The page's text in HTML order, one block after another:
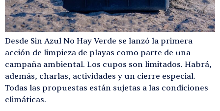
Desde Sin Azul No Hay Verde se lanzó la primera
acción de limpieza de playas como parte de una
campaña ambiental. Los cupos son limitados. Habrá,
además, charlas, actividades y un cierre especial.
Todas las propuestas están sujetas a las condiciones
climáticas.